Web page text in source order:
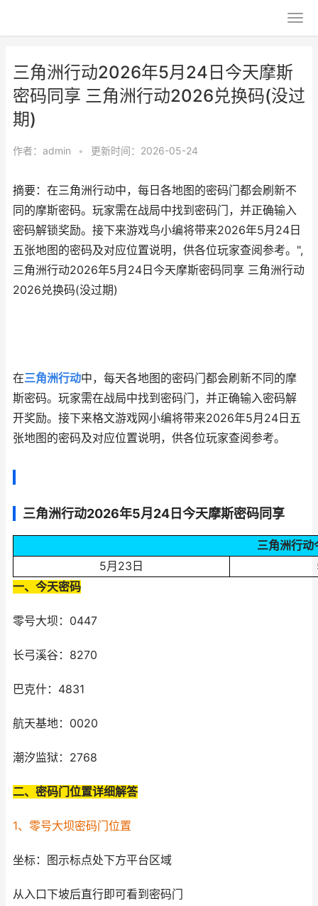
三角洲行动2026年5月24日今天摩斯
密码同享 三角洲行动2026兑换码(没过
期)
作者： admin • 更新时间：2026-05-24
摘要：在三角洲行动中，每日各地图的密码门都会刷新不
同的摩斯密码。玩家需在战局中找到密码门，并正确输入
密码解锁奖励。接下来游戏鸟小编将带来2026年5月24日
五张地图的密码及对应位置说明，供各位玩家查阅参考。",
三角洲行动2026年5月24日今天摩斯密码同享 三角洲行动
2026兑换码(没过期)
在三角洲行动中，每天各地图的密码门都会刷新不同的摩
斯密码。玩家需在战局中找到密码门，并正确输入密码解
开奖励。接下来格文游戏网小编将带来2026年5月24日五
张地图的密码及对应位置说明，供各位玩家查阅参考。
三角洲行动2026年5月24日今天摩斯密码同享
三角洲行
5月23日
一、今天密码
零号大坝：0447
长弓溪谷：8270
巴克什：4831
航天基地：0020
潮汐监狱：2768
二、密码门位置详细解答
1、零号大坝密码门位置
坐标：图示标点处下方平台区域
从入口下坡后直行即可看到密码门